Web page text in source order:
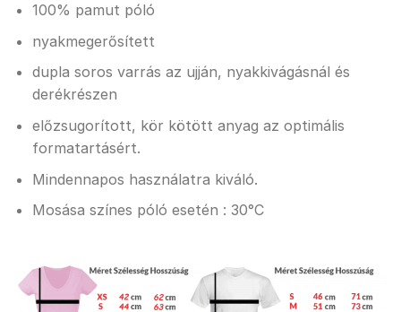
100% pamut póló
nyakmegerősített
dupla soros varrás az ujján, nyakkivágásnál és
derékrészen
előzsugorított, kör kötött anyag az optimális
formatartásért.
Mindennapos használatra kiváló.
Mosása színes póló esetén : 30°C